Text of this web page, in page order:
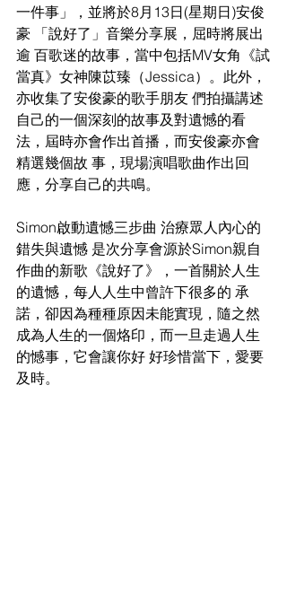
一件事」，並將於8月13日(星期日)安俊
豪 「說好了」音樂分享展，屈時將展出
逾 百歌迷的故事，當中包括MV女角《試
當真》女神陳苡臻（Jessica）。此外，
亦收集了安俊豪的歌手朋友 們拍攝講述
自己的一個深刻的故事及對遺憾的看
法，屆時亦會作出首播，而安俊豪亦會
精選幾個故 事，現場演唱歌曲作出回
應，分享自己的共鳴。
Simon啟動遺憾三步曲 治療眾人內心的
錯失與遺憾 是次分享會源於Simon親自
作曲的新歌《說好了》，一首關於人生
的遺憾，每人人生中曾許下很多的 承
諾，卻因為種種原因未能實現，隨之然
成為人生的一個烙印，而一旦走過人生
的憾事，它會讓你好 好珍惜當下，愛要
及時。